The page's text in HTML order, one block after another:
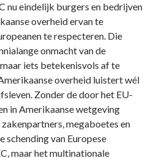
nu eindelijk burgers en bedrijven
overheid ervan te
te respecteren. Die
onmacht van de
iets betekenisvols af te
overheid luistert wél
Zonder de door het EU-
in Amerikaanse wetgeving
megaboetes en
schending van Europese
maar het multinationale